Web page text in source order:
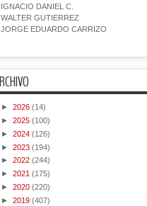
IGNACIO DANIEL C.
WALTER GUTIERREZ
JORGE EDUARDO CARRIZO
► 2026 (14)
► 2025 (100)
► 2024 (126)
► 2023 (194)
► 2022 (244)
► 2021 (175)
► 2020 (220)
► 2019 (407)